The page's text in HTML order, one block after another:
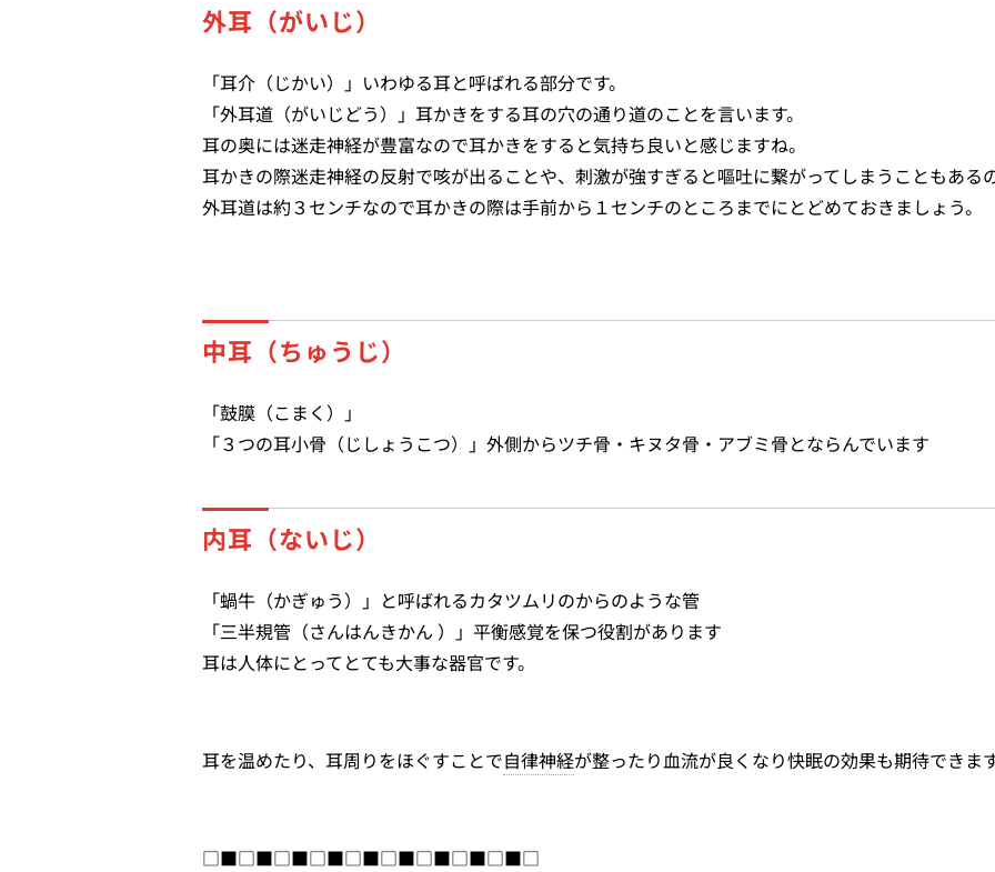
外耳（がいじ）
「耳介（じかい）」いわゆる耳と呼ばれる部分です。
「外耳道（がいじどう）」耳かきをする耳の穴の通り道のことを言います。
耳の奥には迷走神経が豊富なので耳かきをすると気持ち良いと感じますね。
耳かきの際迷走神経の反射で咳が出ることや、刺激が強すぎると嘔吐に繋がってしまうこともある
外耳道は約３センチなので耳かきの際は手前から１センチのところまでにとどめておきましょう。
中耳（ちゅうじ）
「鼓膜（こまく）」
「３つの耳小骨（じしょうこつ）」外側からツチ骨・キヌタ骨・アブミ骨とならんでいます
内耳（ないじ）
「蝸牛（かぎゅう）」と呼ばれるカタツムリのからのような管
「三半規管（さんはんきかん ）」平衡感覚を保つ役割があります
耳は人体にとってとても大事な器官です。
耳を温めたり、耳周りをほぐすことで自律神経が整ったり血流が良くなり快眠の効果も期待できま
□■□■□■□■□■□■□■□■□■□